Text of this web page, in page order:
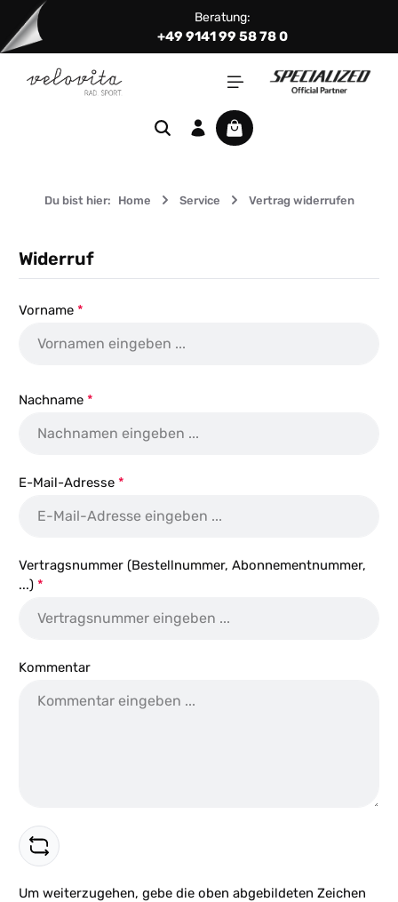
Zum Hauptinhalt springen Beratung:
+49 9141 99 58 78 0
Warenkorb enthält 0
Du bist hier: Home Service Vertrag widerrufen
Widerruf
Vorname *
Nachname *
E-Mail-Adresse *
Vertragsnummer (Bestellnummer, Abonnementnummer,
...) *
Kommentar
Um weiterzugehen, gebe die oben abgebildeten Zeichen